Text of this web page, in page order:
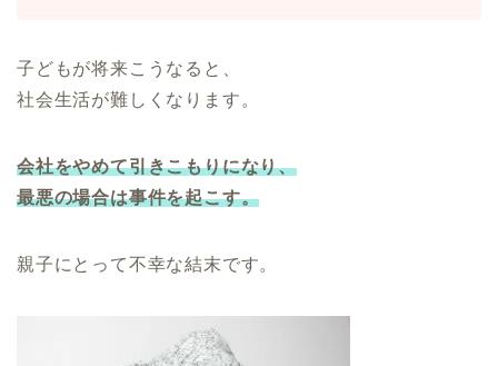
子どもが将来こうなると、
社会生活が難しくなります。
会社をやめて引きこもりになり、
最悪の場合は事件を起こす。
親子にとって不幸な結末です。